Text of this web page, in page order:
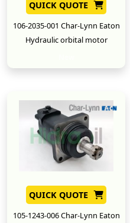
QUICK QUOTE
106-2035-001 Char-Lynn Eaton
Hydraulic orbital motor
QUICK QUOTE
105-1243-006 Char-Lynn Eaton